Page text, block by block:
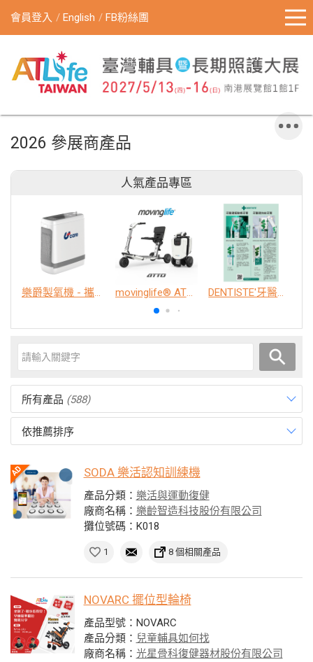
會員登入 English FB粉絲團
2026 參展商產品
人氣產品專區
樂爵製氧機 - 攜帶型 movinglife® ATTO新世代電動代步車 經典款 DENTISTE'牙醫選極敏感牙膏、抗蛀牙膏
所有產品 (588)
依推薦排序
SODA 樂活認知訓練機
產品分類： 樂活與運動復健
廠商名稱： 樂齡智造科技股份有限公司
攤位號碼：K018
1 8 個相關產品
NOVARC 擺位型輪椅
產品型號：NOVARC
產品分類： 兒童輔具如何找
廠商名稱： 光星骨科復健器材股份有限公司